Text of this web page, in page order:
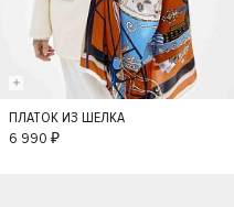
S
ПЛАТОК ИЗ ШЕЛКА
6 990 ₽